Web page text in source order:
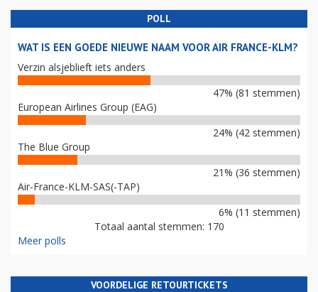
POLL
WAT IS EEN GOEDE NIEUWE NAAM VOOR AIR FRANCE-KLM?
Verzin alsjeblieft iets anders
47% (81 stemmen)
European Airlines Group (EAG)
24% (42 stemmen)
The Blue Group
21% (36 stemmen)
Air-France-KLM-SAS(-TAP)
6% (11 stemmen)
Totaal aantal stemmen: 170
Meer polls
VOORDELIGE RETOURTICKETS